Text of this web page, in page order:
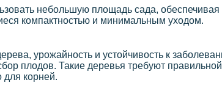
небольшую площадь сада,
компактностью и минимальным уходом.
урожайность и устойчивость к
плодов. Такие деревья требуют правильной
для корней.